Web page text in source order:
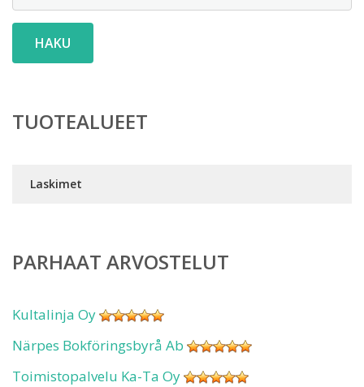
HAKU
TUOTEALUEET
Laskimet
PARHAAT ARVOSTELUT
Kultalinja Oy
Närpes Bokföringsbyrå Ab
Toimistopalvelu Ka-Ta Oy